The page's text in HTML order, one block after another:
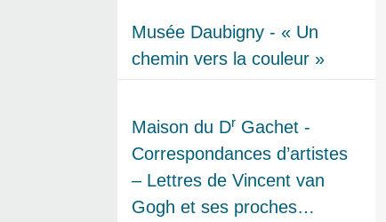
Musée Daubigny - « Un
chemin vers la couleur »
Maison du Dr Gachet -
Correspondances d’artistes
– Lettres de Vincent van
Gogh et ses proches…